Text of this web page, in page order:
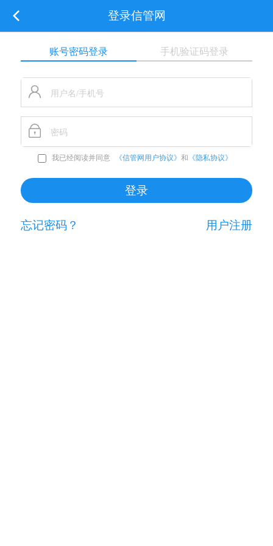
登录信管网
账号密码登录 手机验证码登录
我已经阅读并同意 《信管网用户协议》 和 《隐私协议》
忘记密码？ 用户注册